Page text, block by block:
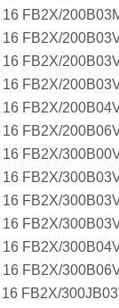
FB2X/
FB2X/
FB2X/
FB2X/
FB2X/
FB2X/
FB2X/
FB2X/
FB2X/
FB2X/
FB2X/
FB2X/
FB2X/